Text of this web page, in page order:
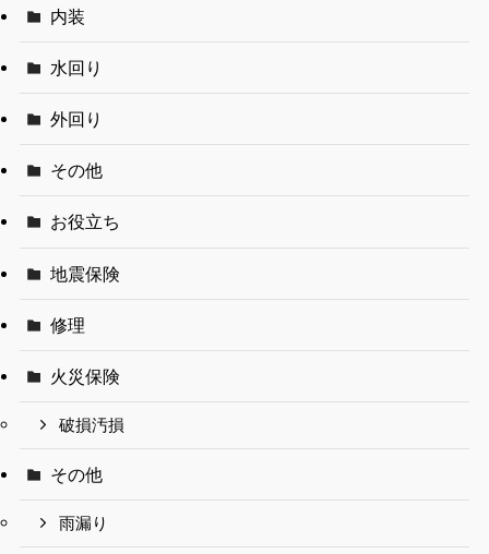
内装
水回り
外回り
その他
お役立ち
地震保険
修理
火災保険
破損汚損
その他
雨漏り